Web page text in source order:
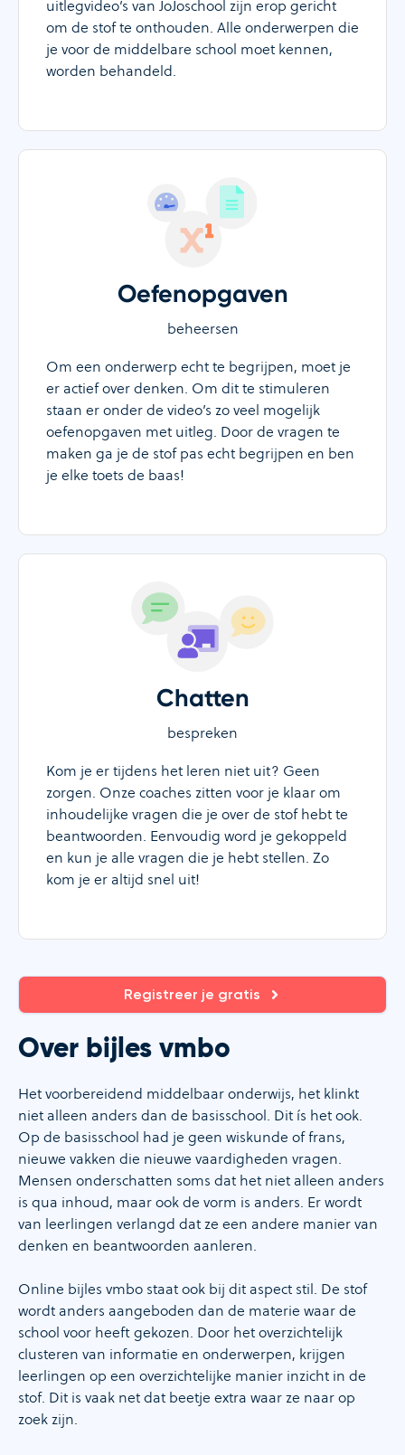
uitlegvideo’s van JoJoschool zijn erop gericht
om de stof te onthouden. Alle onderwerpen die
je voor de middelbare school moet kennen,
worden behandeld.
Oefenopgaven
beheersen
Om een onderwerp echt te begrijpen, moet je
er actief over denken. Om dit te stimuleren
staan er onder de video’s zo veel mogelijk
oefenopgaven met uitleg. Door de vragen te
maken ga je de stof pas echt begrijpen en ben
je elke toets de baas!
Chatten
bespreken
Kom je er tijdens het leren niet uit? Geen
zorgen. Onze coaches zitten voor je klaar om
inhoudelijke vragen die je over de stof hebt te
beantwoorden. Eenvoudig word je gekoppeld
en kun je alle vragen die je hebt stellen. Zo
kom je er altijd snel uit!
Registreer je gratis
Over bijles vmbo
Het voorbereidend middelbaar onderwijs, het klinkt
niet alleen anders dan de basisschool. Dit ís het ook.
Op de basisschool had je geen wiskunde of frans,
nieuwe vakken die nieuwe vaardigheden vragen.
Mensen onderschatten soms dat het niet alleen anders
is qua inhoud, maar ook de vorm is anders. Er wordt
van leerlingen verlangd dat ze een andere manier van
denken en beantwoorden aanleren.
Online bijles vmbo staat ook bij dit aspect stil. De stof
wordt anders aangeboden dan de materie waar de
school voor heeft gekozen. Door het overzichtelijk
clusteren van informatie en onderwerpen, krijgen
leerlingen op een overzichtelijke manier inzicht in de
stof. Dit is vaak net dat beetje extra waar ze naar op
zoek zijn.